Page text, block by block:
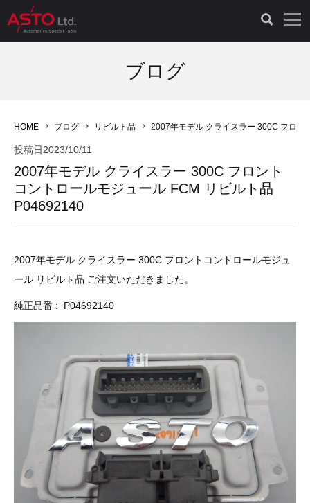
EV 専用 整備機器（11）
ADAS（7）
TPMS（4）
その他（9）
内視カメラ（6）
スモークテスター（4）
バッテリーテスター（4）
古い車両用診断テスター（10）
バイク用診断テスター（7）
その他（20）
OTOFIX Powered by AUTEL（4）
Hubitools（17）
LASER（39）
イタリア/フランス車（27）
イギリス車（23）
アメリカ車（15）
スウェーデン車（20）
日本車（7）
汎用（89）
シミュレータ（19）
イギリス車（26）
アメリカ車（60）
日本車（40）
ロシア（8）
ブレーキキャリパーリペアキット（368）
ステアリングロックエミュレータ（28）
クローン作製（20）
コントロールユニット初期化（3）
その他（6）
その他（2）
ブログ
HOME ブログ リビルト品 2007年モデル クライスラー 300C フロ
投稿日2023/10/11
2007年モデル クライスラー 300C フロント
コントロールモジュール FCM リビルト品
P04692140
2007年モデル クライスラー 300C フロントコントロールモジュ
ール リビルト品 ご注文いただきました。
純正品番 : P04692140